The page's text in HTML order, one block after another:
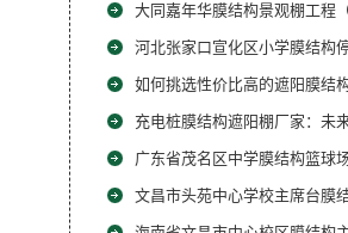
大同嘉年华膜结构景观棚工程
河北张家口宣化区小学膜结构
如何挑选性价比高的遮阳膜结
充电桩膜结构遮阳棚厂家：未
广东省茂名区中学膜结构篮球
文昌市头苑中心学校主席台膜